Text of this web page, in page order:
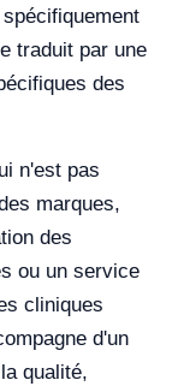
traduit par une
des
n'est pas
marques,
des
ou un service
cliniques
d'un
qualité,